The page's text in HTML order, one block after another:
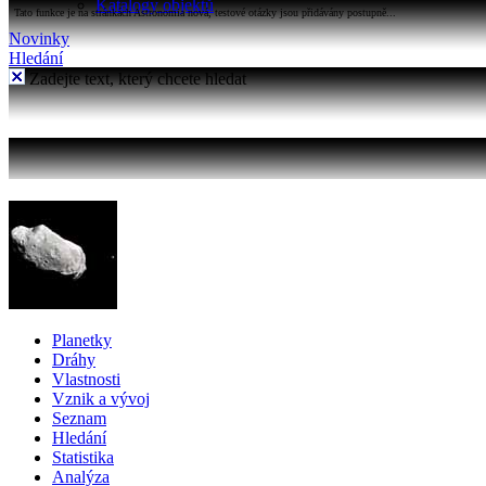
Katalogy objektů
Tato funkce je na stránkách Astronomia nová, testové otázky jsou přidávány postupně...
Novinky
Hledání
Zadejte text, který chcete hledat
Planetky
Dráhy
Vlastnosti
Vznik a vývoj
Seznam
Hledání
Statistika
Analýza